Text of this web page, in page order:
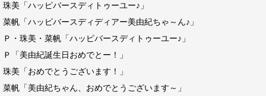
珠美「ハッピバースディトゥーユー♪」
菜帆「ハッピバースディディアー美由紀ちゃ～ん♪」
Ｐ・珠美・菜帆「ハッピバースディトゥーユー♪」
Ｐ「美由紀誕生日おめでとー！」
珠美「おめでとうございます！」
菜帆「美由紀ちゃん、おめでとうございます～」